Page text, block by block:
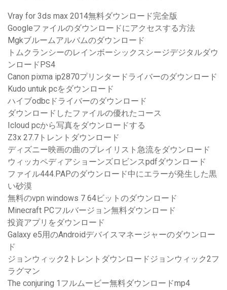
Vray for 3ds max 2014無料ダウンロード完全版
Googleファイルのダウンロードにアクセスする方法
Mgkブルームアルバムのダウンロード
トムクランシーのレインボーシックスシージデジタルダウ
ンロードPS4
Canon pixma ip2870プリンタードライバーのダウンロード
Kudo untuk pcをダウンロード
ハイブodbcドライバーのダウンロード
ダウンロードしたファイルの優れたコース
Icloud pcから写真をダウンロードする
Z3x 27.7トレントダウンロード
ディズニー映画の曲のプレイリスト急流をダウンロード
ウィッカペディアショーンズロビンスpdfダウンロード
ファイル444.PAPのダウンロード中にエラーが発生した黒
い砂漠
無料のvpn windows 7 64ビットのダウンロード
Minecraft PCフルバージョン無料ダウンロード
投資アプリをダウンロード
Galaxy e5用のAndroidデバイスマネージャーのダウンロー
ド
ジョンウィック2トレントダウンロードジョンウィック2フ
ラグマン
The conjuring 1フルムービー無料ダウンロードmp4